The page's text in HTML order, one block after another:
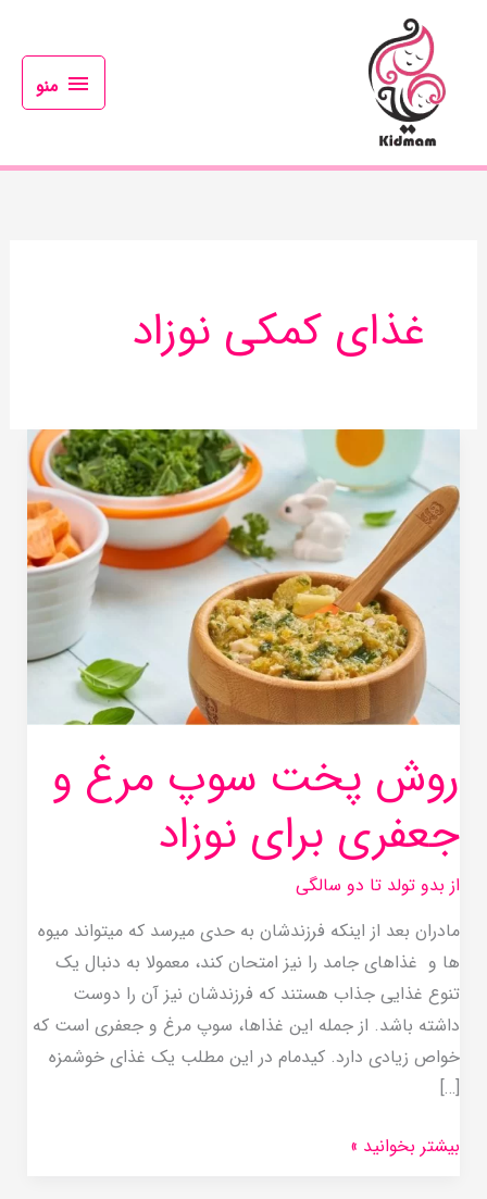
منو
غذای کمکی نوزاد
روش پخت سوپ مرغ و
جعفری برای نوزاد
از بدو تولد تا دو سالگی
مادران بعد از اینکه فرزندشان به حدی میرسد که میتواند میوه
ها و غذاهای جامد را نیز امتحان کند، معمولا به دنبال یک
تنوع غذایی جذاب هستند که فرزندشان نیز آن را دوست
داشته باشد. از جمله این غذاها، سوپ مرغ و جعفری است که
خواص زیادی دارد. کیدمام در این مطلب یک غذای خوشمزه
[…]
سوپ
مرغ
جعفری
بیشتر بخوانید »